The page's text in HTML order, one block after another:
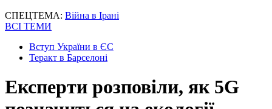
СПЕЦТЕМА: Війна в Ірані
ВСІ ТЕМИ
Вступ України в ЄС
Теракт в Барселоні
Експерти розповіли, як 5G